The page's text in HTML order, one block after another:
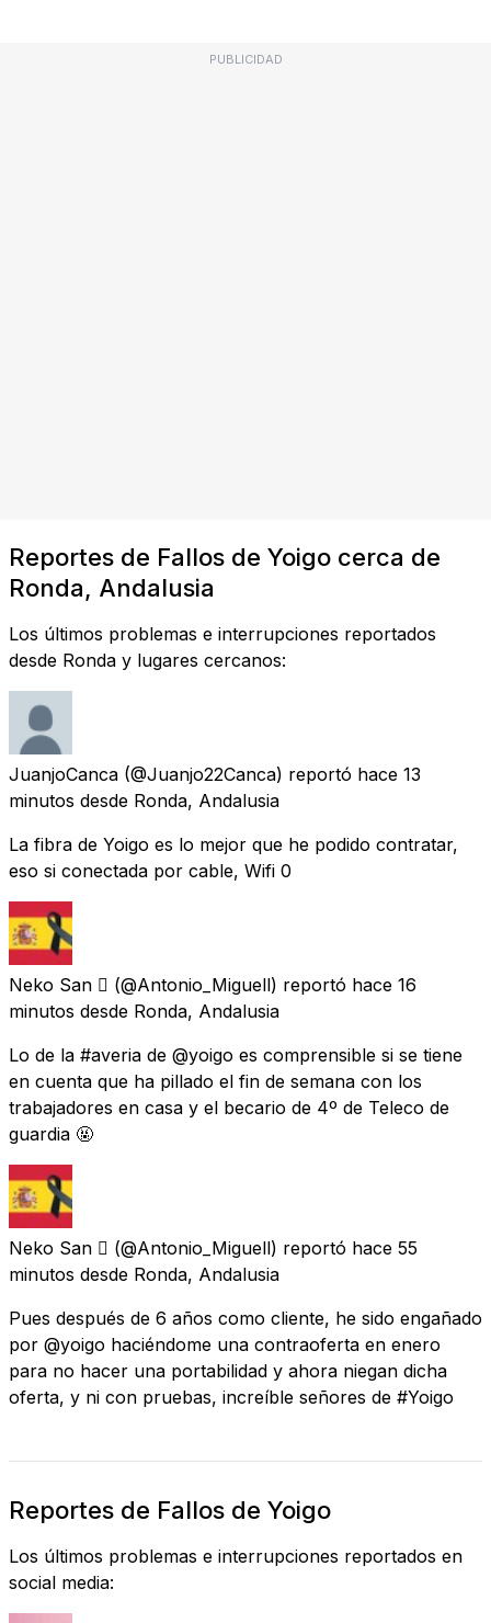
PUBLICIDAD
Reportes de Fallos de Yoigo cerca de
Ronda, Andalusia
Los últimos problemas e interrupciones reportados
desde Ronda y lugares cercanos:
JuanjoCanca (@Juanjo22Canca) reportó hace 13
minutos desde Ronda, Andalusia
La fibra de Yoigo es lo mejor que he podido contratar,
eso si conectada por cable, Wifi 0
Neko San  (@Antonio_Miguell) reportó hace 16
minutos desde Ronda, Andalusia
Lo de la #averia de @yoigo es comprensible si se tiene
en cuenta que ha pillado el fin de semana con los
trabajadores en casa y el becario de 4º de Teleco de
guardia 🤬
Neko San  (@Antonio_Miguell) reportó hace 55
minutos desde Ronda, Andalusia
Pues después de 6 años como cliente, he sido engañado
por @yoigo haciéndome una contraoferta en enero
para no hacer una portabilidad y ahora niegan dicha
oferta, y ni con pruebas, increíble señores de #Yoigo
Reportes de Fallos de Yoigo
Los últimos problemas e interrupciones reportados en
social media: